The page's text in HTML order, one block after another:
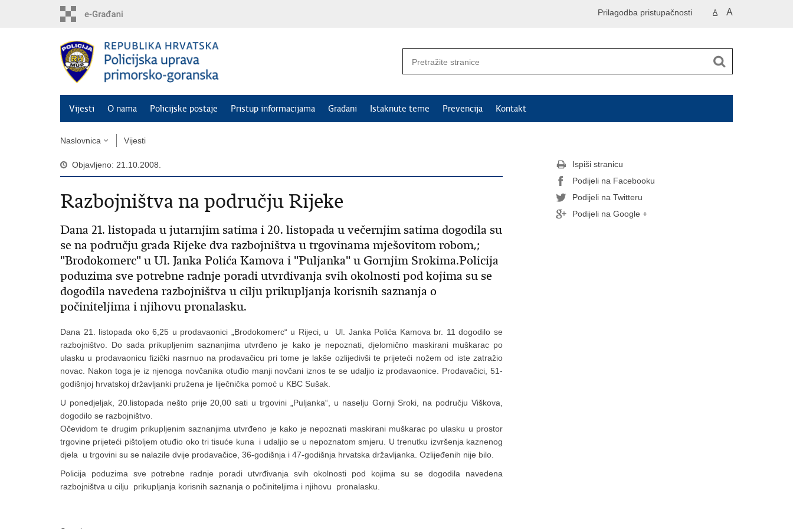
A A
Prilagodba pristupačnosti
Vijesti O nama Policijske postaje Pristup informacijama Građani Istaknute teme Prevencija Kontakt
Naslovnica Vijesti
Objavljeno: 21.10.2008.
Razbojništva na području Rijeke
Dana 21. listopada u jutarnjim satima i 20. listopada u večernjim satima dogodila su
se na području grada Rijeke dva razbojništva u trgovinama mješovitom robom,;
"Brodokomerc" u Ul. Janka Polića Kamova i "Puljanka" u Gornjim Srokima.Policija
poduzima sve potrebne radnje poradi utvrđivanja svih okolnosti pod kojima su se
dogodila navedena razbojništva u cilju prikupljanja korisnih saznanja o
počiniteljima i njihovu pronalasku.
Dana 21. listopada oko 6,25 u prodavaonici „Brodokomerc“ u Rijeci, u Ul. Janka Polića Kamova br. 11 dogodilo se
razbojništvo. Do sada prikupljenim saznanjima utvrđeno je kako je nepoznati, djelomično maskirani muškarac po
ulasku u prodavaonicu fizički nasrnuo na prodavačicu pri tome je lakše ozlijedivši te prijeteći nožem od iste zatražio
novac. Nakon toga je iz njenoga novčanika otuđio manji novčani iznos te se udaljio iz prodavaonice. Prodavačici, 51-
godišnjoj hrvatskoj državljanki pružena je liječnička pomoć u KBC Sušak.
U ponedjeljak, 20.listopada nešto prije 20,00 sati u trgovini „Puljanka“, u naselju Gornji Sroki, na području Viškova,
dogodilo se razbojništvo.
Očevidom te drugim prikupljenim saznanjima utvrđeno je kako je nepoznati maskirani muškarac po ulasku u prostor
trgovine prijeteći pištoljem otuđio oko tri tisuće kuna i udaljio se u nepoznatom smjeru. U trenutku izvršenja kaznenog
djela u trgovini su se nalazile dvije prodavačice, 36-godišnja i 47-godišnja hrvatska državljanka. Ozlijeđenih nije bilo.
Policija poduzima sve potrebne radnje poradi utvrđivanja svih okolnosti pod kojima su se dogodila navedena
razbojništva u cilju prikupljanja korisnih saznanja o počiniteljima i njihovu pronalasku.
Ispiši stranicu
Podijeli na Facebooku
Podijeli na Twitteru
Podijeli na Google +